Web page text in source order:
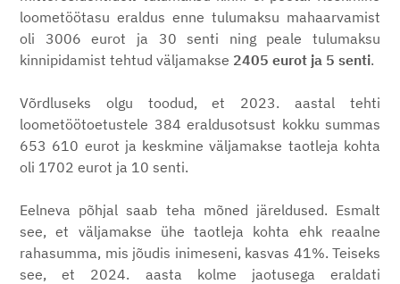
loometöötasu eraldus enne tulumaksu mahaarvamist
oli 3006 eurot ja 30 senti ning peale tulumaksu
kinnipidamist tehtud väljamakse 2405 eurot ja 5 senti.
Võrdluseks olgu toodud, et 2023. aastal tehti
loometöötoetustele 384 eraldusotsust kokku summas
653 610 eurot ja keskmine väljamakse taotleja kohta
oli 1702 eurot ja 10 senti.
Eelneva põhjal saab teha mõned järeldused. Esmalt
see, et väljamakse ühe taotleja kohta ehk reaalne
rahasumma, mis jõudis inimeseni, kasvas 41%. Teiseks
see, et 2024. aasta kolme jaotusega eraldati